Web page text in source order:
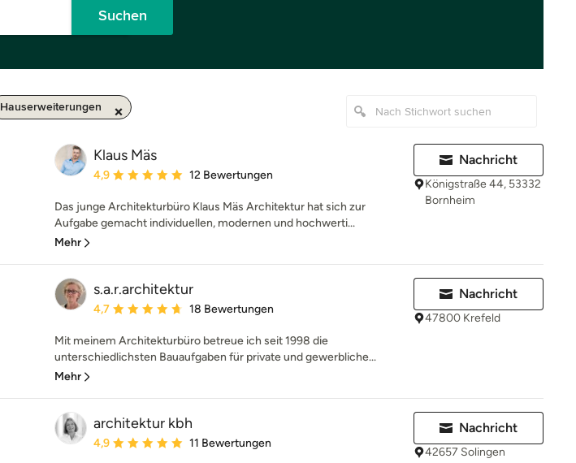
Suchen
Hauserweiterungen
Klaus Mäs
Durchschnittliche Bewertung: 4.9 von 5 Sternen
4,9 12 Bewertungen
Das junge Architekturbüro Klaus Mäs Architektur hat sich zur
Aufgabe gemacht individuellen, modernen und hochwerti...
Mehr
Nachricht
Königstraße 44, 53332
Bornheim
s.a.r.architektur
Durchschnittliche Bewertung: 4.7 von 5 Sternen
4,7 18 Bewertungen
Mit meinem Architekturbüro betreue ich seit 1998 die
unterschiedlichsten Bauaufgaben für private und gewerbliche...
Mehr
Nachricht
47800 Krefeld
architektur kbh
Durchschnittliche Bewertung: 4.9 von 5 Sternen
4,9 11 Bewertungen
Nachricht
42657 Solingen